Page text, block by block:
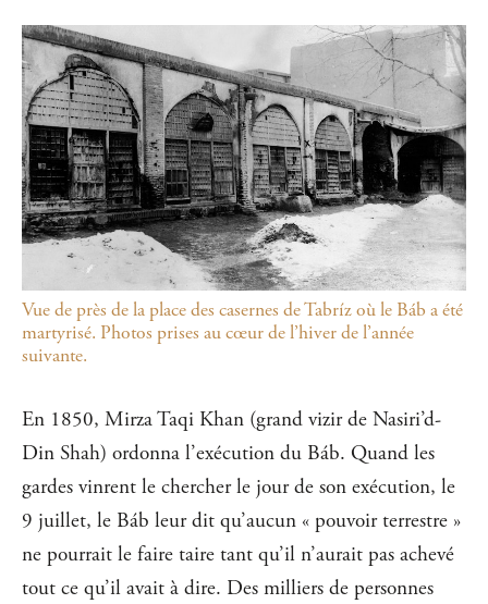
Vue de près de la place des casernes de Tabríz où le Báb a été
martyrisé. Photos prises au cœur de l’hiver de l’année
suivante.
En 1850, Mirza Taqi Khan (grand vizir de Nasiri’d-
Din Shah) ordonna l’exécution du Báb. Quand les
gardes vinrent le chercher le jour de son exécution, le
9 juillet, le Báb leur dit qu’aucun « pouvoir terrestre »
ne pourrait le faire taire tant qu’il n’aurait pas achevé
tout ce qu’il avait à dire. Des milliers de personnes